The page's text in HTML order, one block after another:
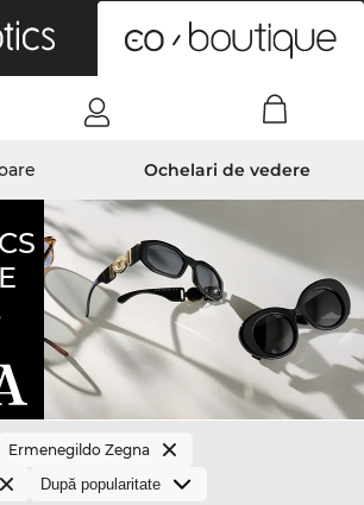
Ochelari de vedere
Ermenegildo Zegna